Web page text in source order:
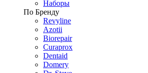
Наборы
По Бренду
Revyline
Azotii
Biorepair
Curaprox
Dentaid
Domery